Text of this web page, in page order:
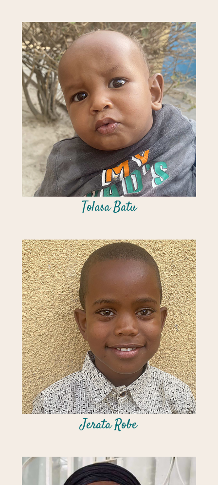
Tolasa Batu
Jerata Robe